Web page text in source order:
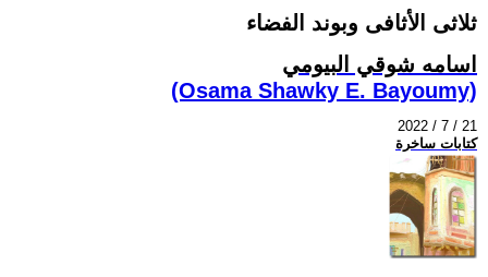
ثلاثى الأثافى وبوند الفضاء
اسامه شوقي البيومي
(Osama Shawky E. Bayoumy)
2022 / 7 / 21
كتابات ساخرة